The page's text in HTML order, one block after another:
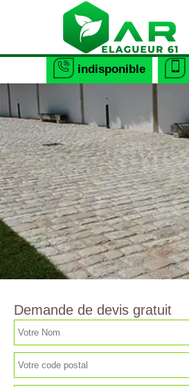
indisponible
Demande de devis gratuit